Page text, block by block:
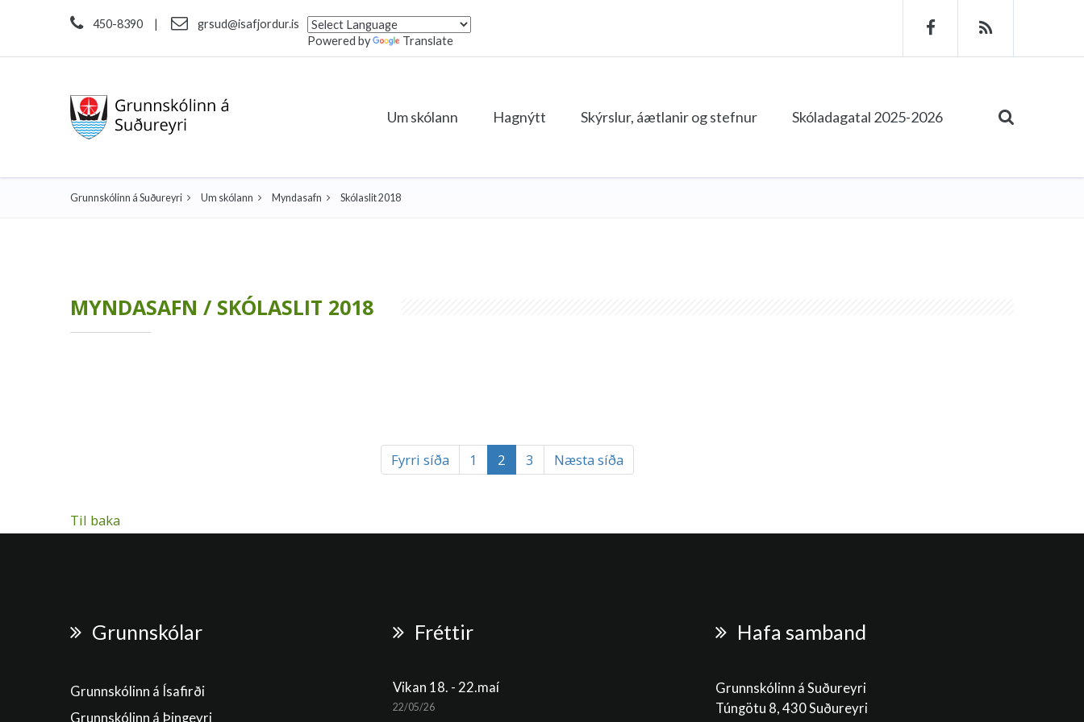
450-8390 |
grsud@isafjordur.is
Powered by
Translate
Um skólann Hagnýtt Skýrslur, áætlanir og stefnur Skóladagatal 2025-2026
Grunnskólinn á Suðureyri Um skólann Myndasafn Skólaslit 2018
MYNDASAFN / SKÓLASLIT 2018
Fyrri síða 1 2 3 Næsta síða
Til baka
Grunnskólar
Grunnskólinn á Ísafirði
Grunnskólinn á Þingeyri
Fréttir
Vikan 18. - 22.maí
22/05/26
Hafa samband
Grunnskólinn á Suðureyri
Túngötu 8, 430 Suðureyri